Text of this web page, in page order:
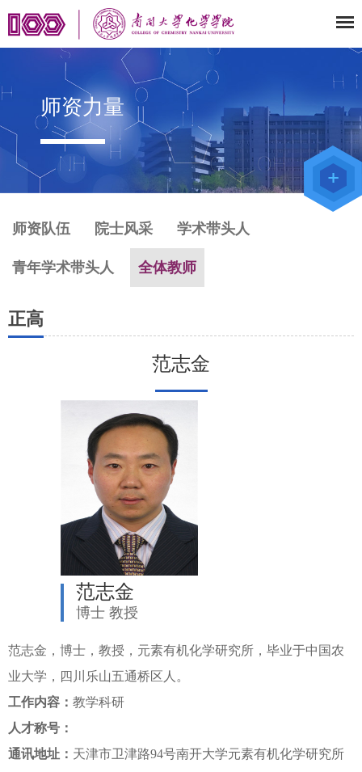
师资力量
师资队伍 院士风采 学术带头人
青年学术带头人 全体教师
正高
范志金
范志金
博士 教授
范志金，博士，教授，元素有机化学研究所，毕业于中国农
业大学，四川乐山五通桥区人。
工作内容： 教学科研
人才称号：
通讯地址： 天津市卫津路94号南开大学元素有机化学研究所